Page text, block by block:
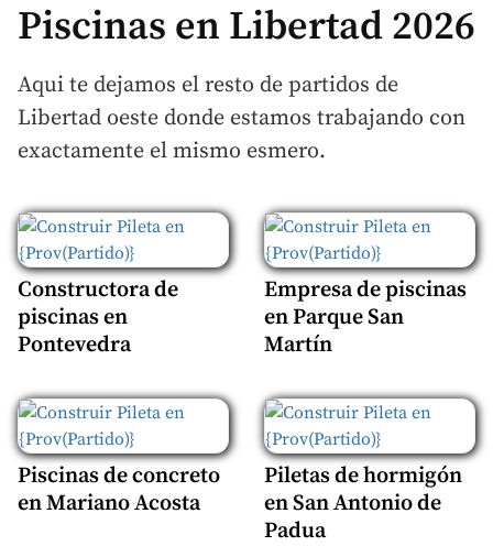
Piscinas en Libertad 2026
Aqui te dejamos el resto de partidos de
Libertad oeste donde estamos trabajando con
exactamente el mismo esmero.
Constructora de
piscinas en
Pontevedra
Empresa de piscinas
en Parque San
Martín
Piscinas de concreto
en Mariano Acosta
Piletas de hormigón
en San Antonio de
Padua